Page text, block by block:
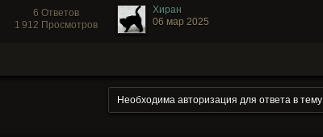
6 Ответов
1 912 Просмотров
Хиран
06 мар 2025
Необходима авторизация для ответа в тему